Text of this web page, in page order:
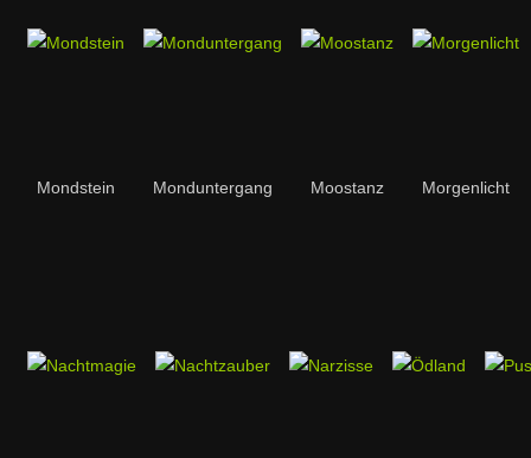
Mondstein Monduntergang Moostanz Morgenlicht